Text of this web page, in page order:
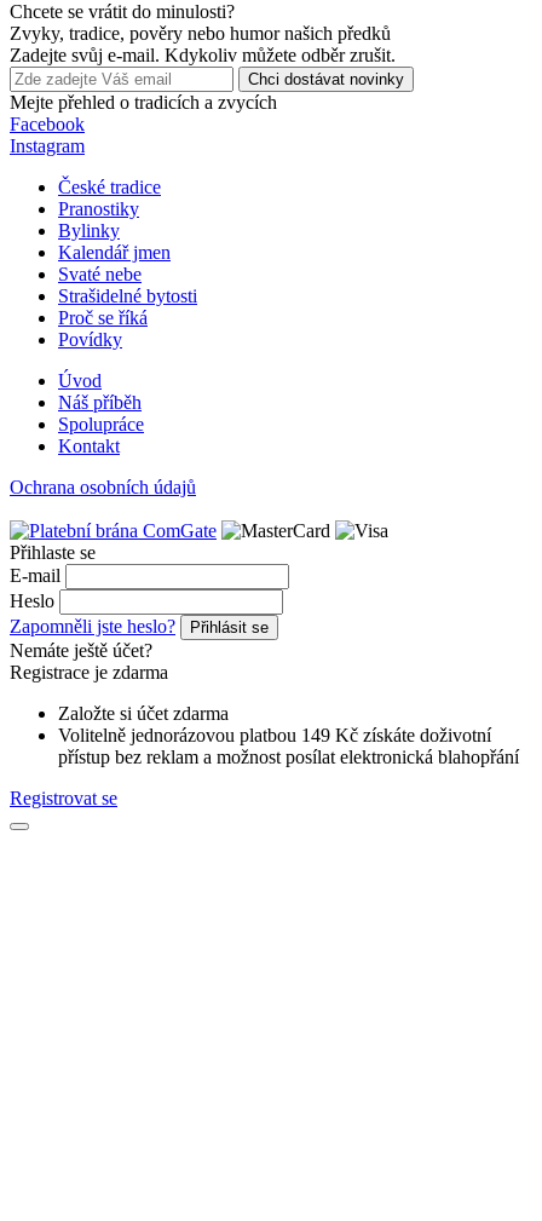
Chcete se vrátit do minulosti?
Zvyky, tradice, pověry nebo humor našich předků
Zadejte svůj e-mail. Kdykoliv můžete odběr zrušit.
Chci dostávat novinky
Mejte přehled o tradicích a zvycích
Facebook
Instagram
České tradice
Pranostiky
Bylinky
Kalendář jmen
Svaté nebe
Strašidelné bytosti
Proč se říká
Povídky
Úvod
Náš příběh
Spolupráce
Kontakt
Ochrana osobních údajů
Přihlaste se
E-mail
Heslo
Zapomněli jste heslo?
Přihlásit se
Nemáte ještě účet?
Registrace je zdarma
Založte si účet zdarma
Volitelně jednorázovou platbou 149 Kč získáte doživotní
přístup bez reklam a možnost posílat elektronická blahopřání
Registrovat se